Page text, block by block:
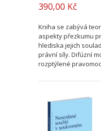
390,00 Kč
Kniha se zabývá
aspekty přezkumu
hlediska jejich
právní síly. Difúzní
rozptýlené